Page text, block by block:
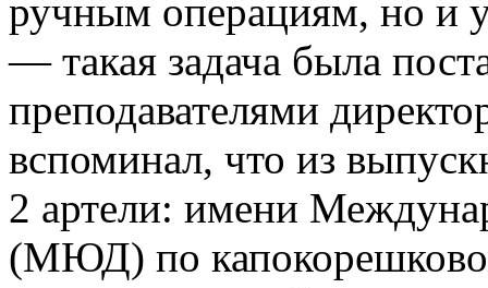
ручным операциям, но и
— такая задача была
преподавателями
вспоминал, что из
2 артели: имени
(МЮД) по